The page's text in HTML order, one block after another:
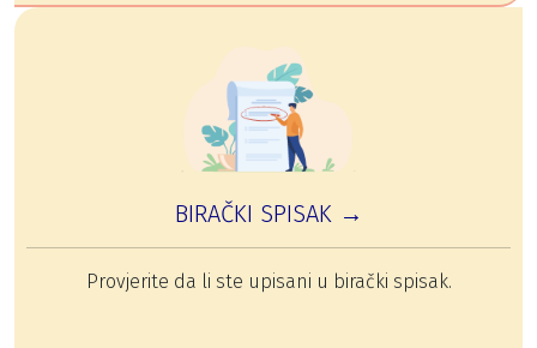
BIRAČKI SPISAK →
Provjerite da li ste upisani u birački spisak.